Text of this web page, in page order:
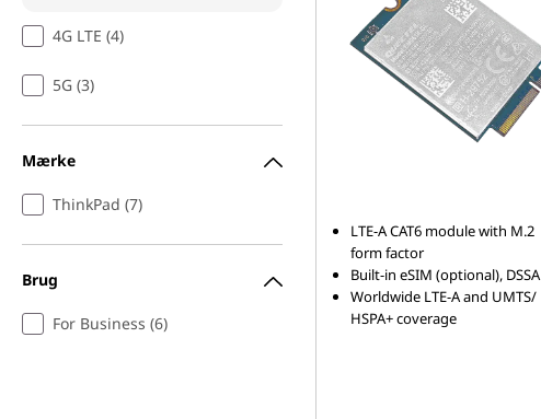
4G LTE (4)
5G (3)
Mærke
ThinkPad (7)
Brug
For Business (6)
LTE-A CAT6 module with M.2
form factor
Built-in eSIM (optional), DSSA
Worldwide LTE-A and UMTS/
HSPA+ coverage